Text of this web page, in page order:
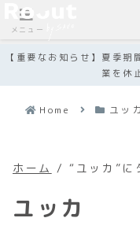
【重要なお知らせ】夏季
業を休
Home ユッカ
ホーム / “ユッカ”に
ユッカ
メニュー